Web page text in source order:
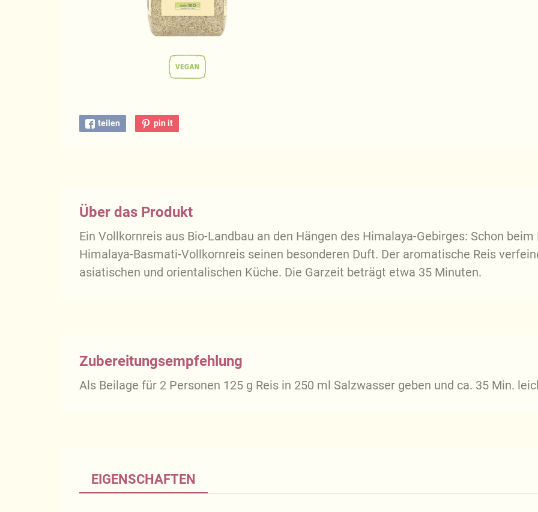
teilen pin it
Über das Produkt
Ein Vollkornreis aus Bio-Landbau an den Hängen des Himalaya-Gebirges: Schon
Himalaya-Basmati-Vollkornreis seinen besonderen Duft. Der aromatische Reis
asiatischen und orientalischen Küche. Die Garzeit beträgt etwa 35 Minuten.
Zubereitungsempfehlung
Als Beilage für 2 Personen 125 g Reis in 250 ml Salzwasser geben und ca. 35 Min.
EIGENSCHAFTEN